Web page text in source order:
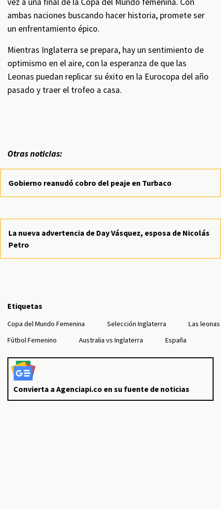
ambas naciones buscando hacer historia, promete ser
un enfrentamiento épico.
Mientras Inglaterra se prepara, hay un sentimiento de
optimismo en el aire, con la esperanza de que las
Leonas puedan replicar su éxito en la Eurocopa del año
pasado y traer el trofeo a casa.
Otras noticias:
Gobierno reanudó cobro del peaje en Turbaco
La nueva advertencia de Day Vásquez, esposa de Nicolás
Petro
Etiquetas
Copa del Mundo Femenina Selección Inglaterra
Las leonas
Fútbol Femenino
Australia vs Inglaterra España
Convierta a Agenciapi.co en su fuente de noticias